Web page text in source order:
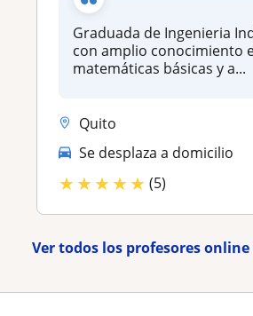
Graduada de Ingenieria
con amplio conocimiento
matemáticas básicas y a...
Quito
Se desplaza a domicilio
★★★★★ (5)
Ver todos los profesores